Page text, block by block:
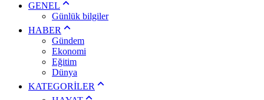
GENEL
Günlük bilgiler
HABER
Gündem
Ekonomi
Eğitim
Dünya
KATEGORİLER